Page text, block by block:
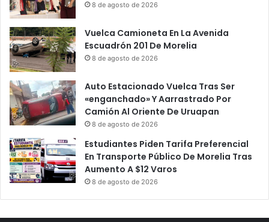
8 de agosto de 2026
Vuelca Camioneta En La Avenida
Escuadrón 201 De Morelia
8 de agosto de 2026
Auto Estacionado Vuelca Tras Ser
«enganchado» Y Aarrastrado Por
Camión Al Oriente De Uruapan
8 de agosto de 2026
Estudiantes Piden Tarifa Preferencial
En Transporte Público De Morelia Tras
Aumento A $12 Varos
8 de agosto de 2026